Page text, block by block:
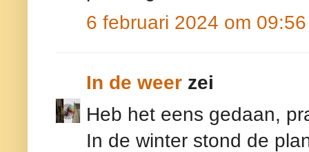
6 februari 2024 om 09:56
In de weer zei
Heb het eens gedaan,
In de winter stond de